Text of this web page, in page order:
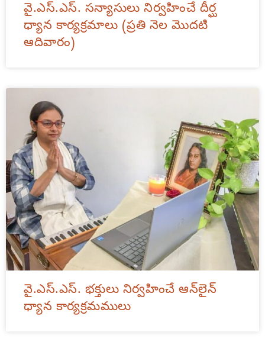
వై.ఎస్.ఎస్. సన్యాసులు నిర్వహించే దీర్ఘ
ధ్యాన కార్యక్రమాలు (ప్రతి నెల మొదటి
ఆదివారం)
వై.ఎస్.ఎస్. భక్తులు నిర్వహించే ఆన్‌లైన్
ధ్యాన కార్యక్రమములు